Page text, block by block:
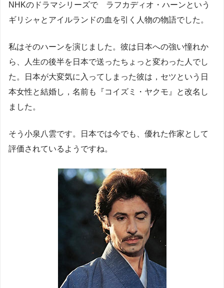
NHKのドラマシリーズで ラフカディオ・ハーンという
ギリシャとアイルランドの血を引く人物の物語でした。
私はそのハーンを演じました。彼は日本への強い憧れか
ら、人生の後半を日本で送ったちょっと変わった人でし
た。日本が大変気に入ってしまった彼は，セツという日
本女性と結婚し，名前も『コイズミ・ヤクモ』と改名し
ました。
そう小泉八雲です。日本では今でも、優れた作家として
評価されているようですね。